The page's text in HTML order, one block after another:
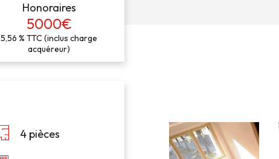
Honoraires
5000€
5,56 % TTC (inclus charge
acquéreur)
4 pièces